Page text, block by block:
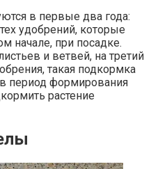
в первые два года:
удобрений, которые
начале, при посадке.
и ветвей, на третий
такая подкормка
период формирования
растение